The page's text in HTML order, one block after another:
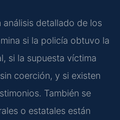
análisis detallado de los
si la policía obtuvo la
si la supuesta víctima
coerción, y si existen
También se
o estatales están